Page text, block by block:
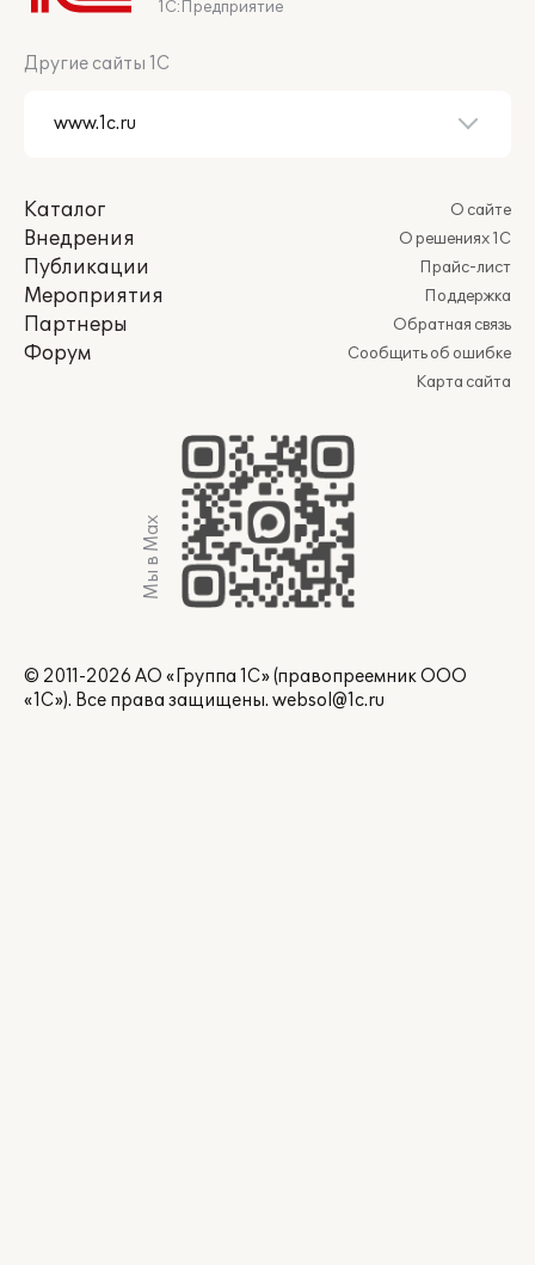
1С:Предприятие
Другие сайты 1С
Каталог
Внедрения
Публикации
Мероприятия
Партнеры
Форум
О сайте
О решениях 1С
Прайс-лист
Поддержка
Обратная связь
Сообщить об ошибке
Карта сайта
Мы в Max
© 2011-2026 АО «Группа 1С» (правопреемник ООО
«1С»). Все права защищены. websol@1c.ru